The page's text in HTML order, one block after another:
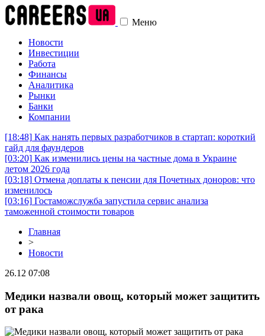
Меню
Новости
Инвестиции
Работа
Финансы
Аналитика
Рынки
Банки
Компании
[18:48] Как нанять первых разработчиков в стартап: короткий
гайд для фаундеров
[03:20] Как изменились цены на частные дома в Украине
летом 2026 года
[03:18] Отмена доплаты к пенсии для Почетных доноров: что
изменилось
[03:16] Гостаможслужба запустила сервис анализа
таможенной стоимости товаров
Главная
>
Новости
26.12 07:08
Медики назвали овощ, который может защитить
от рака